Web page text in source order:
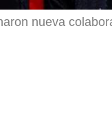
nueva